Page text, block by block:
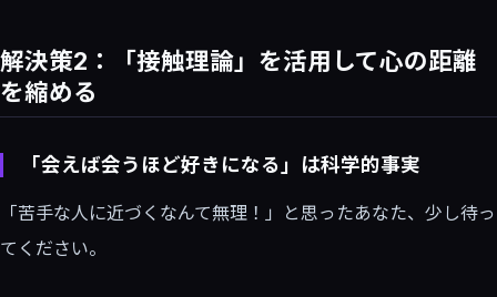
解決策2：「接触理論」を活用して心の距離
を縮める
「会えば会うほど好きになる」は科学的事実
「苦手な人に近づくなんて無理！」と思ったあなた、少し待っ
てください。